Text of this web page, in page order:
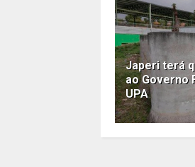
Japeri terá
ao Governo
UPA